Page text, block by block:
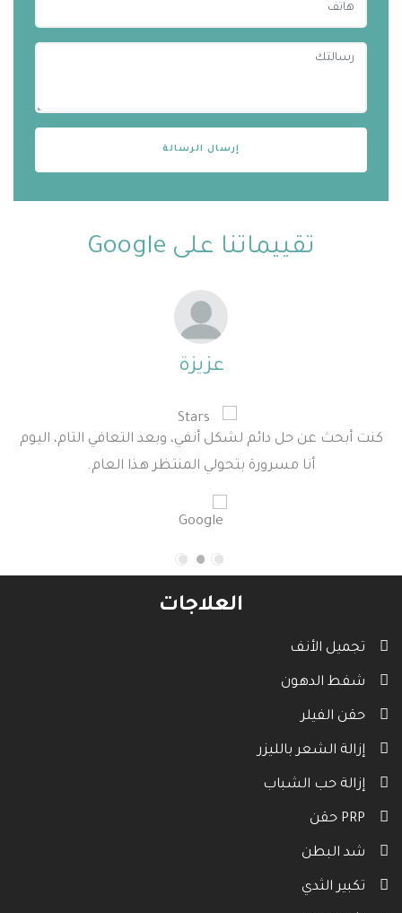
تقييماتنا على Google
عزيزة
كنت أبحث عن حل دائم لشكل أنفي، وبعد التعافي التام، اليوم
أنا مسرورة بتحولي المنتظر هذا العام.
العلاجات
تجميل الأنف
شفط الدهون
حقن الفيلر
إزالة الشعر بالليزر
إزالة حب الشباب
حقن PRP
شد البطن
تكبير الثدي